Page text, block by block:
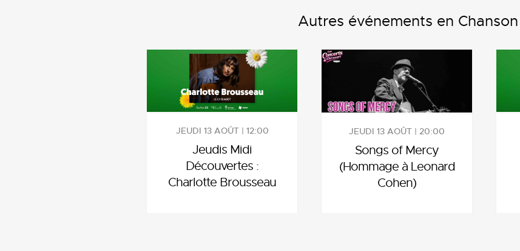
Autres événements en Chanson
JEUDI 13 AOÛT | 12:00
Jeudis Midi
Découvertes :
Charlotte Brousseau
JEUDI 13 AOÛT | 20:00
Songs of Mercy
(Hommage à Leonard
Cohen)